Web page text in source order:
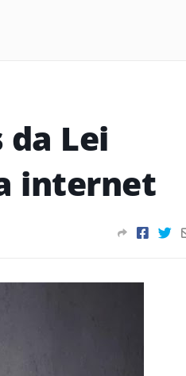
da Lei
internet